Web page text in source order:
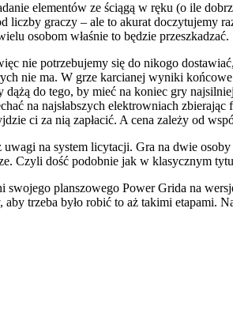
elementów ze ściągą w ręku (o ile
graczy – ale to akurat doczytujemy
osobom właśnie to będzie przeszkadzać.
nie potrzebujemy się do nikogo
nie ma. W grze karcianej wyniki
do tego, by mieć na koniec gry
na najsłabszych elektrowniach zbierając
ci za nią zapłacić. A cena zależy od
na system licytacji. Gra na dwie
Czyli dość podobnie jak w klasycznym
planszowego Power Grida na
trzeba było robić to aż takimi etapami.